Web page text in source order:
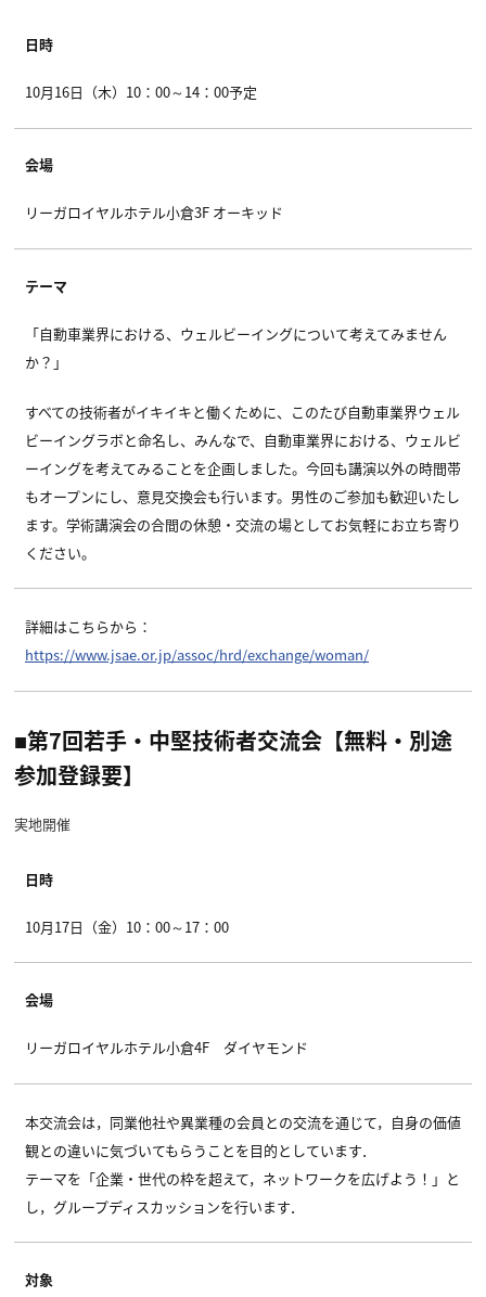
日時
10月16日（木）10：00～14：00予定
会場
リーガロイヤルホテル小倉3F オーキッド
テーマ
「自動車業界における、ウェルビーイングについて考えてみません
か？」
すべての技術者がイキイキと働くために、このたび自動車業界ウェル
ビーイングラボと命名し、みんなで、自動車業界における、ウェルビ
ーイングを考えてみることを企画しました。今回も講演以外の時間帯
もオープンにし、意見交換会も行います。男性のご参加も歓迎いたし
ます。学術講演会の合間の休憩・交流の場としてお気軽にお立ち寄り
ください。
詳細はこちらから：
https://www.jsae.or.jp/assoc/hrd/exchange/woman/
■第7回若手・中堅技術者交流会【無料・別途
参加登録要】
実地開催
日時
10月17日（金）10：00～17：00
会場
リーガロイヤルホテル小倉4F ダイヤモンド
本交流会は，同業他社や異業種の会員との交流を通じて，自身の価値
観との違いに気づいてもらうことを目的としています．
テーマを「企業・世代の枠を超えて，ネットワークを広げよう！」と
し，グループディスカッションを行います．
対象